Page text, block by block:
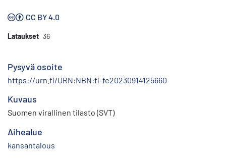
CC BY 4.0
Lataukset 36
Pysyvä osoite
https://urn.fi/URN:NBN:fi-fe20230914125660
Kuvaus
Suomen virallinen tilasto (SVT)
Aihealue
kansantalous